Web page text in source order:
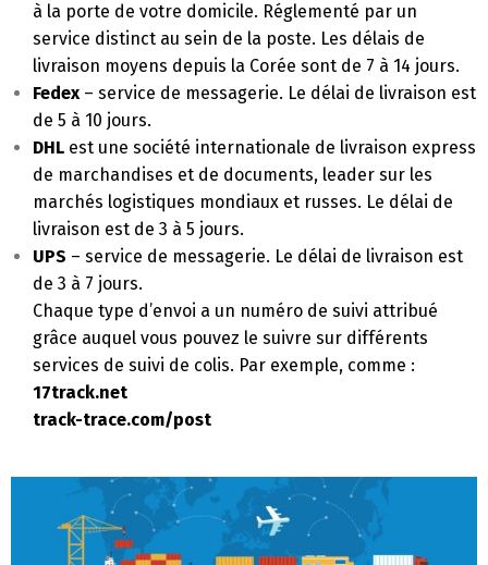
à la porte de votre domicile. Réglementé par un
service distinct au sein de la poste. Les délais de
livraison moyens depuis la Corée sont de 7 à 14 jours.
Fedex– service de messagerie. Le délai de livraison est
de 5 à 10 jours.
DHL est une société internationale de livraison express
de marchandises et de documents, leader sur les
marchés logistiques mondiaux et russes. Le délai de
livraison est de 3 à 5 jours.
UPS – service de messagerie. Le délai de livraison est
de 3 à 7 jours.
Chaque type d’envoi a un numéro de suivi attribué
grâce auquel vous pouvez le suivre sur différents
services de suivi de colis. Par exemple, comme :
17track.net
track-trace.com/post